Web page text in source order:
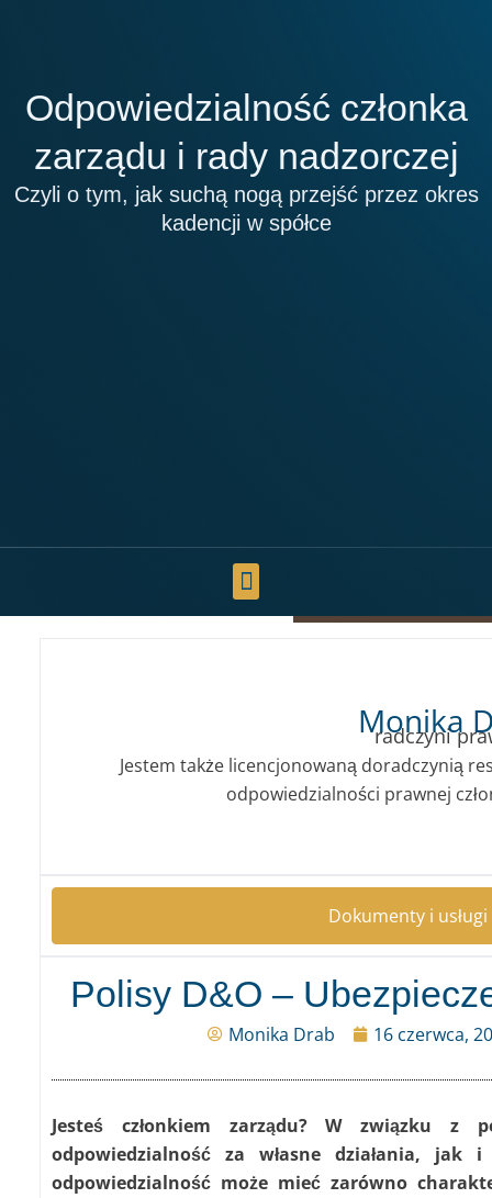
Odpowiedzialność członka
zarządu i rady nadzorczej
Czyli o tym, jak suchą nogą przejść przez okres
kadencji w spółce
Monika
radczyni
Jestem także licencjonowaną doradczynią
odpowiedzialności prawnej
Dokumenty i
Polisy D&O –
Monika Drab 16 czerwca,
Jesteś członkiem zarządu? W związku z
odpowiedzialność za własne działania, jak
odpowiedzialność może mieć zarówno